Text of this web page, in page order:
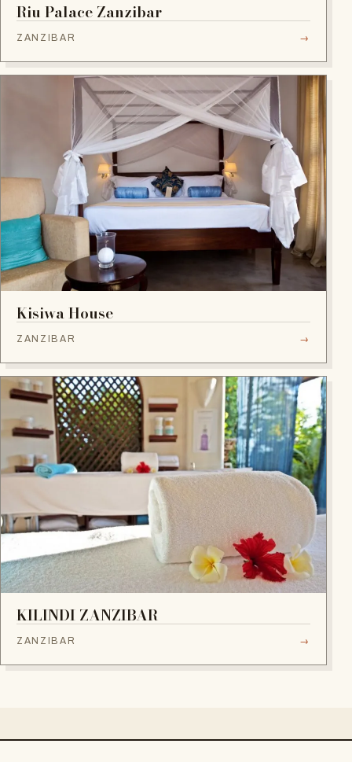
Riu Palace Zanzibar
ZANZIBAR →
Kisiwa House
ZANZIBAR →
KILINDI ZANZIBAR
ZANZIBAR →